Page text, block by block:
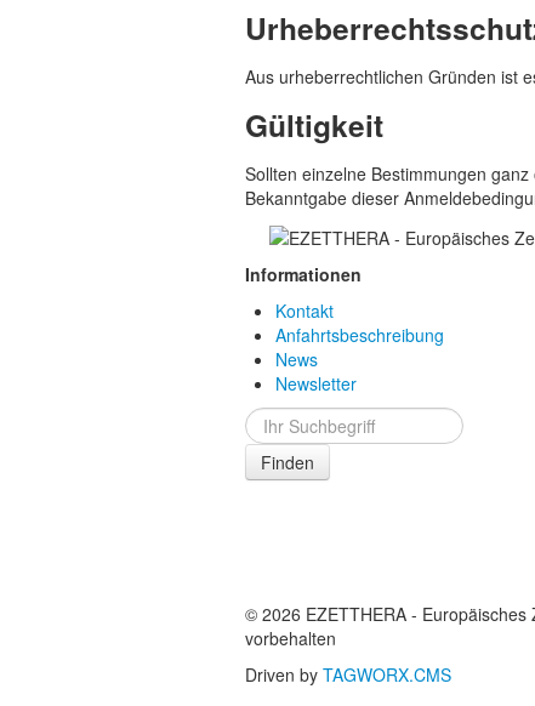
Aus urheberrechtlichen Gründen ist
Gültigkeit
Sollten einzelne Bestimmungen
Bekanntgabe dieser
Informationen
Kontakt
Anfahrtsbeschreibung
News
Newsletter
Finden
© 2026 EZETTHERA -
vorbehalten
Driven by TAGWORX.CMS